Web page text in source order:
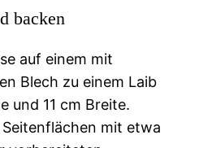
backen
auf einem mit
Blech zu einem Laib
und 11 cm Breite.
mit etwa